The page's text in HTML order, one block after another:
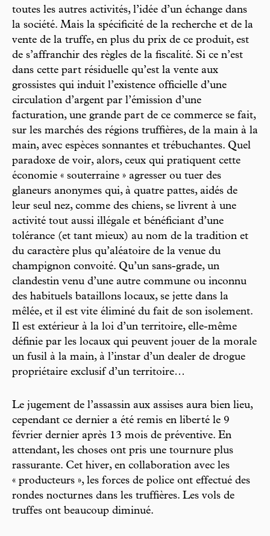
toutes les autres activités, l’idée d’un échange dans
la société. Mais la spécificité de la recherche et de la
vente de la truffe, en plus du prix de ce produit, est
de s’affranchir des règles de la fiscalité. Si ce n’est
dans cette part résiduelle qu’est la vente aux
grossistes qui induit l’existence officielle d’une
circulation d’argent par l’émission d’une
facturation, une grande part de ce commerce se fait,
sur les marchés des régions truffières, de la main à la
main, avec espèces sonnantes et trébuchantes. Quel
paradoxe de voir, alors, ceux qui pratiquent cette
économie « souterraine » agresser ou tuer des
glaneurs anonymes qui, à quatre pattes, aidés de
leur seul nez, comme des chiens, se livrent à une
activité tout aussi illégale et bénéficiant d’une
tolérance (et tant mieux) au nom de la tradition et
du caractère plus qu’aléatoire de la venue du
champignon convoité. Qu’un sans-grade, un
clandestin venu d’une autre commune ou inconnu
des habituels bataillons locaux, se jette dans la
mêlée, et il est vite éliminé du fait de son isolement.
Il est extérieur à la loi d’un territoire, elle-même
définie par les locaux qui peuvent jouer de la morale
un fusil à la main, à l’instar d’un dealer de drogue
propriétaire exclusif d’un territoire…
Le jugement de l’assassin aux assises aura bien lieu,
cependant ce dernier a été remis en liberté le 9
février dernier après 13 mois de préventive. En
attendant, les choses ont pris une tournure plus
rassurante. Cet hiver, en collaboration avec les
« producteurs », les forces de police ont effectué des
rondes nocturnes dans les truffières. Les vols de
truffes ont beaucoup diminué.